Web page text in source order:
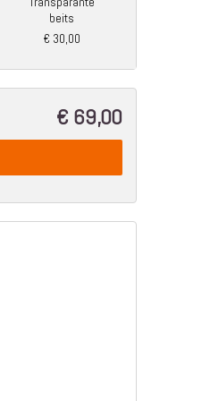
beits
€ 30,00
€ 69,00